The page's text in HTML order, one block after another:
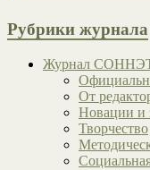
Рубрики журнала
Журнал
От
Новации и
Творчество